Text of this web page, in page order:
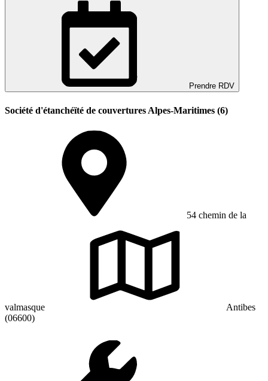
Prendre RDV
Société d'étanchéïté de couvertures Alpes-Maritimes (6)
54 chemin de la
valmasque
Antibes
(06600)